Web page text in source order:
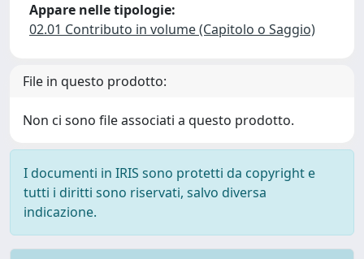
Appare nelle tipologie:
02.01 Contributo in volume (Capitolo o Saggio)
File in questo prodotto:
Non ci sono file associati a questo prodotto.
I documenti in IRIS sono protetti da copyright e
tutti i diritti sono riservati, salvo diversa
indicazione.